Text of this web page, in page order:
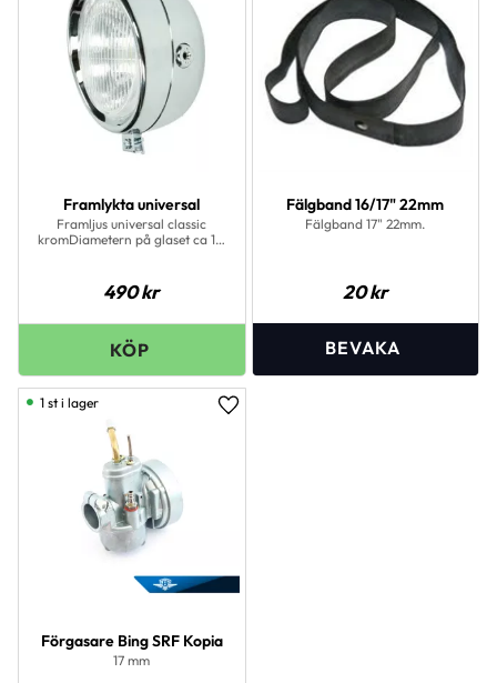
Framlykta universal
Framljus universal classic
kromDiametern på glaset ca 115
490kr
Fälgband 16/17" 22mm
Fälgband 17" 22mm.
20kr
Förgasare Bing SRF Kopia
17 mm
Lägg till i favoriter
1 st i lager